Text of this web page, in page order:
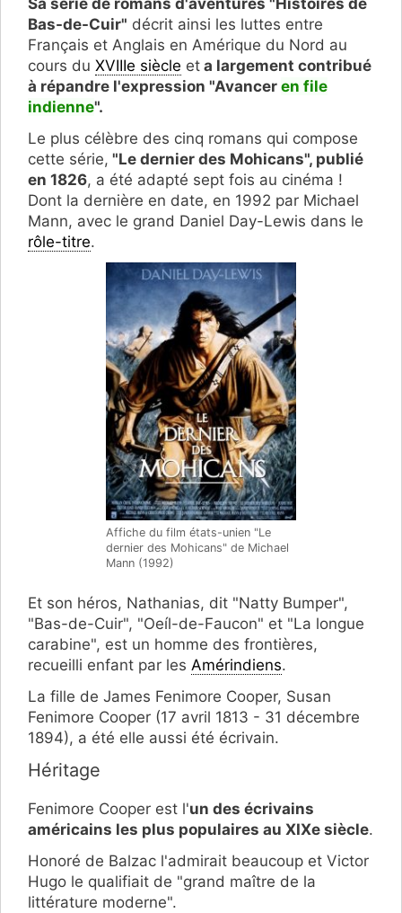
Bas-de-Cuir" décrit ainsi les luttes entre
Français et Anglais en Amérique du Nord au
cours du XVIIIe siècle et a largement contribué
à répandre l'expression "Avancer en file
indienne".
Le plus célèbre des cinq romans qui compose
cette série, "Le dernier des Mohicans", publié
en 1826, a été adapté sept fois au cinéma !
Dont la dernière en date, en 1992 par Michael
Mann, avec le grand Daniel Day-Lewis dans le
rôle-titre.
Affiche du film états-unien "Le
dernier des Mohicans" de Michael
Mann (1992)
Et son héros, Nathanias, dit "Natty Bumper",
"Bas-de-Cuir", "Oeíl-de-Faucon" et "La longue
carabine", est un homme des frontières,
recueilli enfant par les Amérindiens.
La fille de James Fenimore Cooper, Susan
Fenimore Cooper (17 avril 1813 - 31 décembre
1894), a été elle aussi été écrivain.
Héritage
Fenimore Cooper est l'un des écrivains
américains les plus populaires au XIXe siècle.
Honoré de Balzac l'admirait beaucoup et Victor
Hugo le qualifiait de "grand maître de la
littérature moderne".